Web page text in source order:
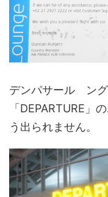
デンパサール ング
「DEPARTURE」
う出られません。